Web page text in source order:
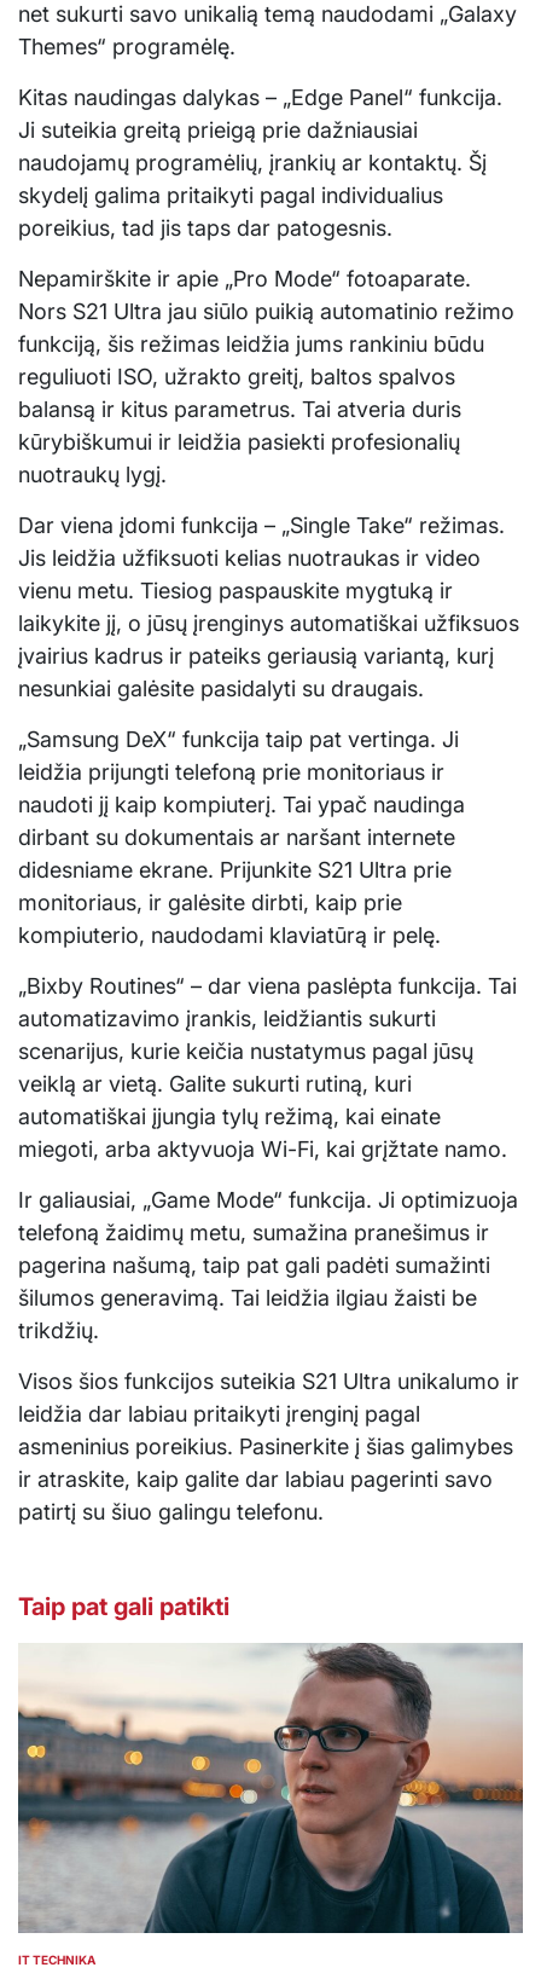
net sukurti savo unikalią temą naudodami „Galaxy
Themes“ programėlę.
Kitas naudingas dalykas – „Edge Panel“ funkcija.
Ji suteikia greitą prieigą prie dažniausiai
naudojamų programėlių, įrankių ar kontaktų. Šį
skydelį galima pritaikyti pagal individualius
poreikius, tad jis taps dar patogesnis.
Nepamirškite ir apie „Pro Mode“ fotoaparate.
Nors S21 Ultra jau siūlo puikią automatinio režimo
funkciją, šis režimas leidžia jums rankiniu būdu
reguliuoti ISO, užrakto greitį, baltos spalvos
balansą ir kitus parametrus. Tai atveria duris
kūrybiškumui ir leidžia pasiekti profesionalių
nuotraukų lygį.
Dar viena įdomi funkcija – „Single Take“ režimas.
Jis leidžia užfiksuoti kelias nuotraukas ir video
vienu metu. Tiesiog paspauskite mygtuką ir
laikykite jį, o jūsų įrenginys automatiškai užfiksuos
įvairius kadrus ir pateiks geriausią variantą, kurį
nesunkiai galėsite pasidalyti su draugais.
„Samsung DeX“ funkcija taip pat vertinga. Ji
leidžia prijungti telefoną prie monitoriaus ir
naudoti jį kaip kompiuterį. Tai ypač naudinga
dirbant su dokumentais ar naršant internete
didesniame ekrane. Prijunkite S21 Ultra prie
monitoriaus, ir galėsite dirbti, kaip prie
kompiuterio, naudodami klaviatūrą ir pelę.
„Bixby Routines“ – dar viena paslėpta funkcija. Tai
automatizavimo įrankis, leidžiantis sukurti
scenarijus, kurie keičia nustatymus pagal jūsų
veiklą ar vietą. Galite sukurti rutiną, kuri
automatiškai įjungia tylų režimą, kai einate
miegoti, arba aktyvuoja Wi-Fi, kai grįžtate namo.
Ir galiausiai, „Game Mode“ funkcija. Ji optimizuoja
telefoną žaidimų metu, sumažina pranešimus ir
pagerina našumą, taip pat gali padėti sumažinti
šilumos generavimą. Tai leidžia ilgiau žaisti be
trikdžių.
Visos šios funkcijos suteikia S21 Ultra unikalumo ir
leidžia dar labiau pritaikyti įrenginį pagal
asmeninius poreikius. Pasinerkite į šias galimybes
ir atraskite, kaip galite dar labiau pagerinti savo
patirtį su šiuo galingu telefonu.
Taip pat gali patikti
POSTED
IT TECHNIKA